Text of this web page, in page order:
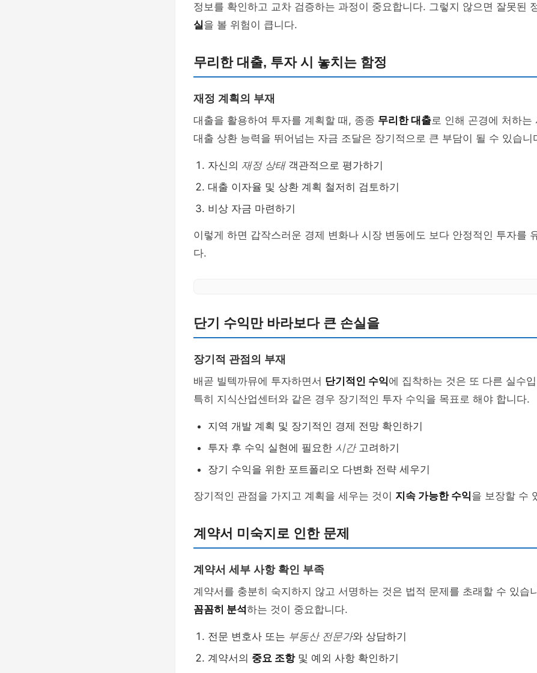
정보를 확인하고 교차 검증하는 과정이 중요합니다. 그렇지 않으면 잘못된
실을 볼 위험이 큽니다.
무리한 대출, 투자 시 놓치는 함정
재정 계획의 부재
대출을 활용하여 투자를 계획할 때, 종종 무리한 대출로 인해 곤경에 처하는
대출 상환 능력을 뛰어넘는 자금 조달은 장기적으로 큰 부담이 될 수 있습니
자신의 재정 상태객관적으로 평가하기
대출 이자율 및 상환 계획 철저히 검토하기
비상 자금 마련하기
이렇게 하면 갑작스러운 경제 변화나 시장 변동에도 보다 안정적인 투자를
다.
단기 수익만 바라보다 큰 손실을
장기적 관점의 부재
배곧 빌텍까뮤에 투자하면서 단기적인 수익에 집착하는 것은 또 다른 실수
특히 지식산업센터와 같은 경우 장기적인 투자 수익을 목표로 해야 합니다.
지역 개발 계획 및 장기적인 경제 전망 확인하기
투자 후 수익 실현에 필요한 시간고려하기
장기 수익을 위한 포트폴리오 다변화 전략 세우기
장기적인 관점을 가지고 계획을 세우는 것이 지속 가능한 수익을 보장할 수
계약서 미숙지로 인한 문제
계약서 세부 사항 확인 부족
계약서를 충분히 숙지하지 않고 서명하는 것은 법적 문제를 초래할 수 있습
꼼꼼히 분석하는 것이 중요합니다.
전문 변호사 또는 부동산 전문가와 상담하기
계약서의 중요 조항및 예외 사항 확인하기